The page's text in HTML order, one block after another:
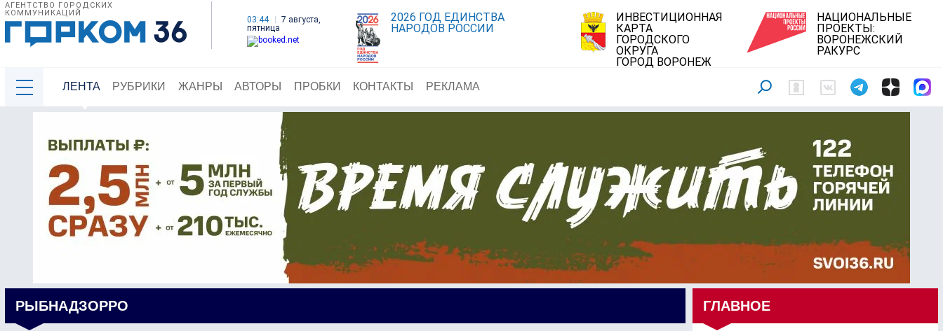
АГЕНТСТВО ГОРОДСКИХ
КОММУНИКАЦИЙ
03:44
7 августа,
пятница
2026 ГОД ЕДИНСТВА
НАРОДОВ РОССИИ
ИНВЕСТИЦИОННАЯ
КАРТА
ГОРОДСКОГО
ОКРУГА
ГОРОД ВОРОНЕЖ
НАЦИОНАЛЬНЫЕ
ПРОЕКТЫ:
ВОРОНЕЖСКИЙ
РАКУРС
ЛЕНТА РУБРИКИ ЖАНРЫ АВТОРЫ ПРОБКИ КОНТАКТЫ РЕКЛАМА
РЫБНАДЗОРРО ГЛАВНОЕ